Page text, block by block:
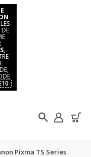
Pixma TS Series